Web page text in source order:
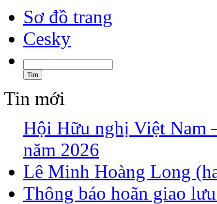
Sơ đồ trang
Cesky
Tin mới
Hội Hữu nghị Việt Nam
năm 2026
Lê Minh Hoàng Long
Thông báo hoãn giao